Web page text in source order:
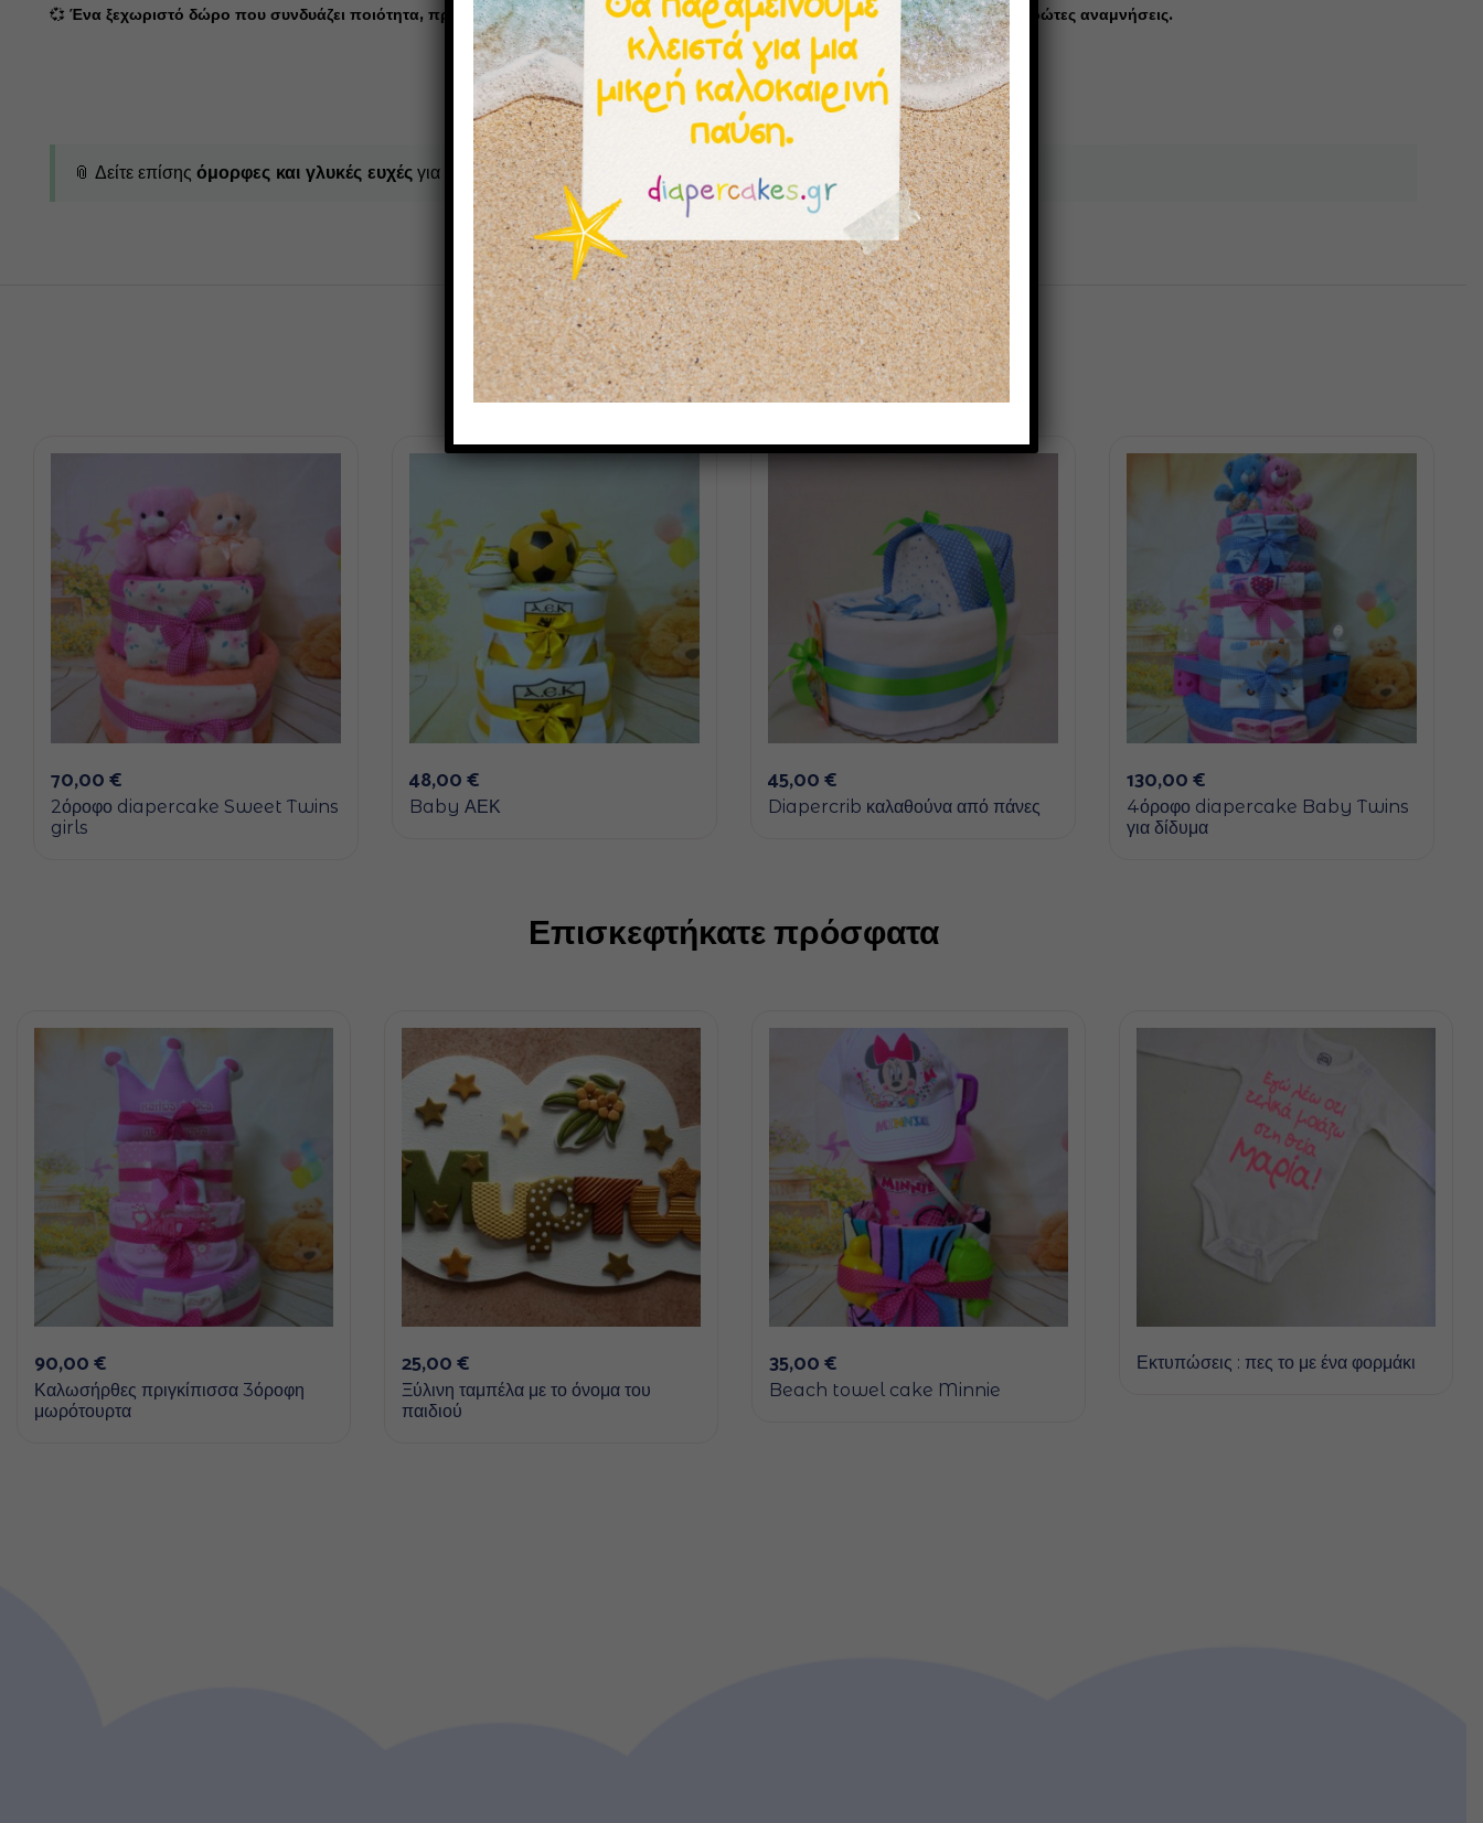
💞 Ένα ξεχωριστό δώρο που συνδυάζει ποιότητα, πρακτικότητα και ρομαντική αισθητική, ιδανικό για να δημιουργήσει όμορφες πρώτες αναμνήσεις.
📎 Δείτε επίσης όμορφες και γλυκές ευχές για νεογέννητο 👉κοριτσάκι ή αγοράκι
Μπορεί επίσης να σας αρέσουν
70,00€
2όροφο diapercake Sweet Twins
girls
48,00€
Baby ΑΕΚ
45,00€
Diapercrib καλαθούνα από πάνες
130,00€
4όροφο diapercake Baby Twins
για δίδυμα
Επισκεφτήκατε πρόσφατα
90,00€
Καλωσήρθες πριγκίπισσα 3όροφη
μωρότουρτα
25,00€
Ξύλινη ταμπέλα με το όνομα του
παιδιού
35,00€
Beach towel cake Minnie
Εκτυπώσεις : πες το με ένα φορμάκι